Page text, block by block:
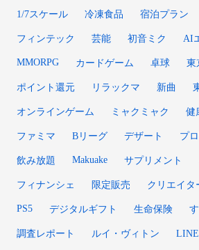
1/7スケール 冷凍食品 宿泊プラン
フィンテック 芸能 初音ミク AI
MMORPG カードゲーム 卓球 東
ポイント還元 リラックマ 新曲
オンラインゲーム ミャクミャク 健
ファミマ Bリーグ デザート プ
飲み放題 Makuake サプリメント
フィナンシェ 限定販売 クリエイタ
PS5 デジタルギフト 生命保険
調査レポート ルイ・ヴィトン